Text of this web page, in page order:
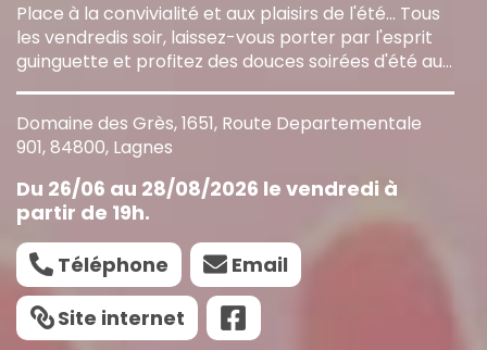
Place à la convivialité et aux plaisirs de l'été... Tous
les vendredis soir, laissez-vous porter par l'esprit
guinguette et profitez des douces soirées d'été au
Domaine des Grès.
Domaine des Grès, 1651, Route Departementale
901, 84800, Lagnes
Du 26/06 au 28/08/2026 le vendredi à
partir de 19h.
Téléphone
Email
Site internet